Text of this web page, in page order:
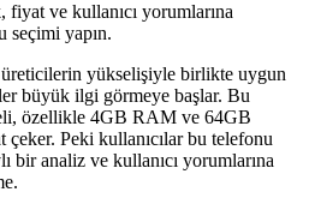
ve kullanıcı yorumlarına
seçimi yapın.
üreticilerin yükselişiyle birlikte uygun
büyük ilgi görmeye başlar. Bu
özellikle 4GB RAM ve 64GB
Peki kullanıcılar bu telefonu
bir analiz ve kullanıcı yorumlarına